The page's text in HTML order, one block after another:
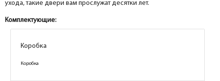
ухода, такие двери вам прослужат десятки лет.
Комплектующие:
Коробка
Коробка
Коробка
Коробка
Коробка
Коробка
Коробка
Коробка
Коробка
Коробка
Коробка
Коробка
Коробка
Коробка
Коробка
Коробка
Коробка
Коробка
Коробка
Коробка
Коробка
Коробка
Коробка
Коробка
Коробка
Коробка
Коробка
Коробка
Коробка
Коробка
Коробка
Коробка
Коробка
Коробка
Коробка
Коробка
Коробка
Коробка